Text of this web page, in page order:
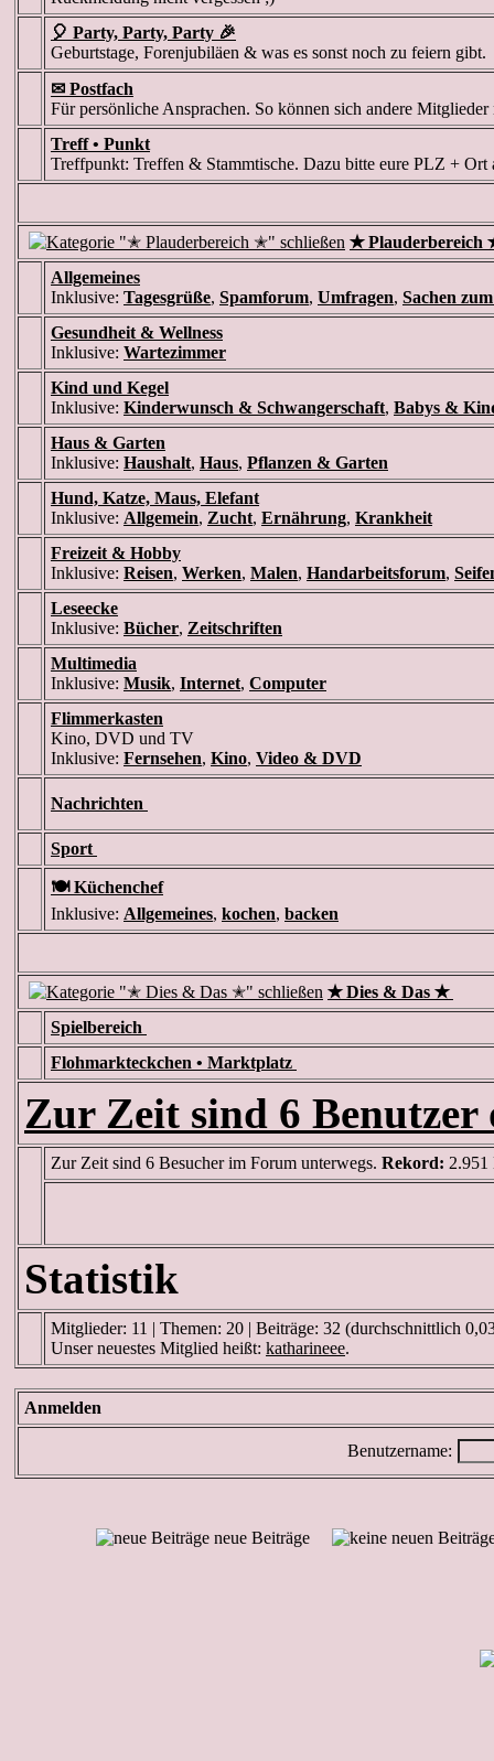
🎈 Party, Party, Party 🎉
Geburtstage, Forenjubiläen & was es sonst noch zu feiern gibt.
✉ Postfach
Für persönliche Ansprachen. So können sich andere
Treff • Punkt
Treffpunkt: Treffen & Stammtische. Dazu bitte eure PLZ +
✭ Plauderbereich
Allgemeines
Inklusive: Tagesgrüße, Spamforum, Umfragen, Sachen
Gesundheit & Wellness
Inklusive: Wartezimmer
Kind und Kegel
Inklusive: Kinderwunsch & Schwangerschaft, Babys &
Haus & Garten
Inklusive: Haushalt, Haus, Pflanzen & Garten
Hund, Katze, Maus, Elefant
Inklusive: Allgemein, Zucht, Ernährung, Krankheit
Freizeit & Hobby
Inklusive: Reisen, Werken, Malen, Handarbeitsforum,
Leseecke
Inklusive: Bücher, Zeitschriften
Multimedia
Inklusive: Musik, Internet, Computer
Flimmerkasten
Kino, DVD und TV
Inklusive: Fernsehen, Kino, Video & DVD
Nachrichten
Sport
🍽️ Küchenchef
Inklusive: Allgemeines, kochen, backen
✭ Dies & Das ✭
Spielbereich
Flohmarkteckchen • Marktplatz
Zur Zeit sind 6 Benutzer
Zur Zeit sind 6 Besucher im Forum unterwegs. Rekord: 2.951
Statistik
Mitglieder: 11 | Themen: 20 | Beiträge: 32 (durchschnittlich
Unser neuestes Mitglied heißt: katharineee.
Anmelden
Benutzername:
neue Beiträge